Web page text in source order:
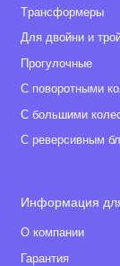
Tрансформеры
Для двойни и
Прогулочные
С поворотными
С большими
С реверсивным
Информация
О компании
Гарантия